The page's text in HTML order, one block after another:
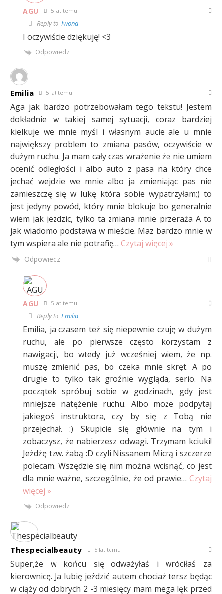
AGU 5 lat temu
Reply to Iwona
I oczywiście dziękuję! <3
Odpowiedz
Emilia 5 lat temu
Aga jak bardzo potrzebowałam tego tekstu! Jestem
dokładnie w takiej samej sytuacji, coraz bardziej
kielkuje we mnie myśl i własnym aucie ale u mnie
największy problem to zmiana pasów, oczywiście w
dużym ruchu. Ja mam cały czas wrażenie że nie umiem
ocenić odległości i albo auto z pasa na który chce
jechać wejdzie we mnie albo ja zmieniając pas nie
zamieszczę się w lukę która sobie wypatrzyłam;) to
jest jedyny powód, który mnie blokuje bo generalnie
wiem jak jezdzic, tylko ta zmiana mnie przeraża A to
jak wiadomo podstawa w mieście. Maz bardzo mnie w
tym wspiera ale nie potrafię… Czytaj więcej »
Odpowiedz
AGU 5 lat temu
Reply to Emilia
Emilia, ja czasem też się niepewnie czuję w dużym
ruchu, ale po pierwsze często korzystam z
nawigacji, bo wtedy już wcześniej wiem, że np.
muszę zmienić pas, bo czeka mnie skręt. A po
drugie to tylko tak groźnie wygląda, serio. Na
początek spróbuj sobie w godzinach, gdy jest
mniejsze natężenie ruchu. Albo może podpytaj
jakiegoś instruktora, czy by się z Tobą nie
przejechał. :) Skupicie się głównie na tym i
zobaczysz, że nabierzesz odwagi. Trzymam kciuki!
Jeżdżę tzw. żabą :D czyli Nissanem Micrą i szczerze
polecam. Wszędzie się nim można wcisnąć, co jest
dla mnie ważne, szczególnie, że od prawie…Czytaj
więcej »
Odpowiedz
Thespecialbeauty 5 lat temu
Super,że w końcu się odważyłaś i wróciłaś za
kierownicę. Ja lubię jeździć autem chociaż tersz będąc
w ciąży od dobrych 2 -3 miesięcy mam mega lęk przed